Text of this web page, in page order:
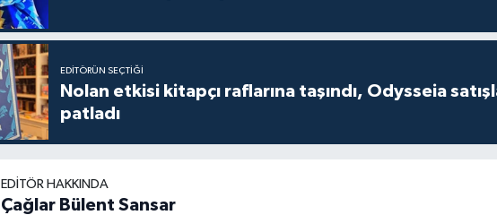
EDITÖRÜN SEÇTIĞI
Nolan etkisi kitapçı raflarına taşındı, Odysseia
patladı
EDITÖR HAKKINDA
Çağlar Bülent Sansar